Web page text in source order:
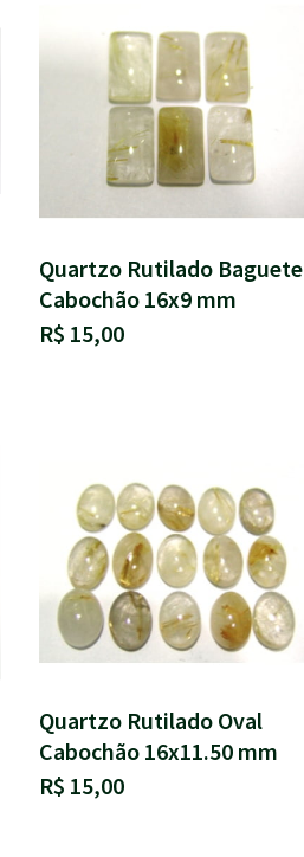
Quartzo Rutilado Baguete
Cabochão 16x9 mm
R$ 15,00
Quartzo Rutilado Oval
Cabochão 16x11.50 mm
R$ 15,00